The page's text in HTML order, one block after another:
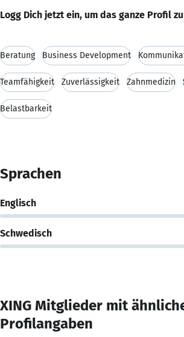
Logg Dich jetzt ein, um das ganze Profil
Beratung Business Development
Teamfähigkeit Zuverlässigkeit Zahnmedizin
Belastbarkeit
Sprachen
Englisch
Schwedisch
XING Mitglieder mit
Profilangaben